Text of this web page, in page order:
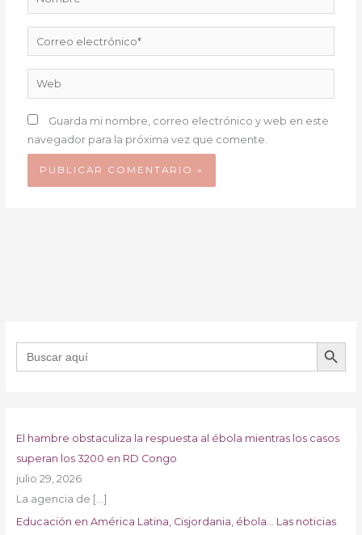
electrónico*
Web
Guarda mi nombre, correo electrónico y web en este
navegador para la próxima vez que comente.
Buscar: BOTÓN DE
El hambre obstaculiza la respuesta al ébola mientras los casos
superan los 3200 en RD Congo
julio 29, 2026
La agencia de […]
Educación en América Latina, Cisjordania, ébola… Las noticias